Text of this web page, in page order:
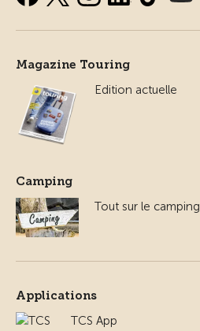
Magazine Touring
Edition actuelle
Camping
Tout sur le camping
Applications
TCS App